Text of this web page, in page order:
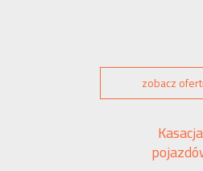
zobacz
Kasacja